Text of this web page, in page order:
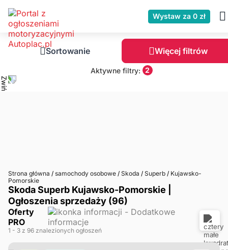
Wystaw za 0 zł
Sortowanie Więcej filtrów
Aktywne filtry: 2
Strona główna / samochody osobowe / Skoda / Superb / Kujawsko-
Pomorskie
Skoda Superb Kujawsko-Pomorskie |
Ogłoszenia sprzedaży (96)
Oferty
PRO
1 - 3 z 96 znalezionych ogłoszeń